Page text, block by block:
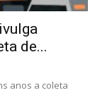
de...
anos a coleta